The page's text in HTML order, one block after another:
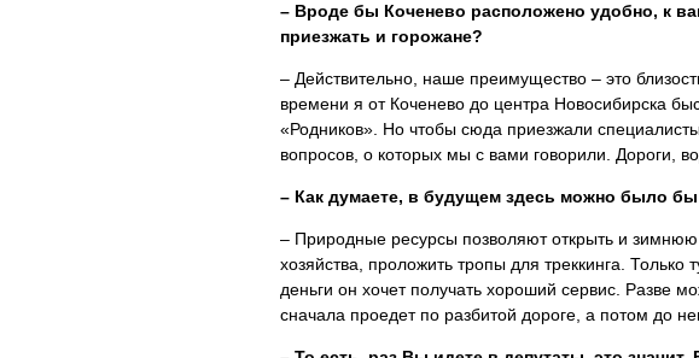
– Вроде бы Коченево расположено удобно, к
приезжать и горожане?
– Действительно, наше преимущество – это
времени я от Коченево до центра Новосибирска
«Родников». Но чтобы сюда приезжали
вопросов, о которых мы с вами говорили. Дороги,
– Как думаете, в будущем здесь можно было
– Природные ресурсы позволяют открыть и зимнюю
хозяйства, проложить тропы для треккинга. Только
деньги он хочет получать хороший сервис. Разве
сначала проедет по разбитой дороге, а потом до